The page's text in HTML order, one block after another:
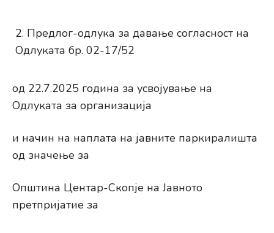
Предлог-одлука за давање согласност на
Одлуката бр. 02-17/52
од 22.7.2025 година за усвојување на
Одлуката за организација
и начин на наплата на јавните паркиралишта
од значење за
Општина Центар-Скопје на Јавното
претпријатие за